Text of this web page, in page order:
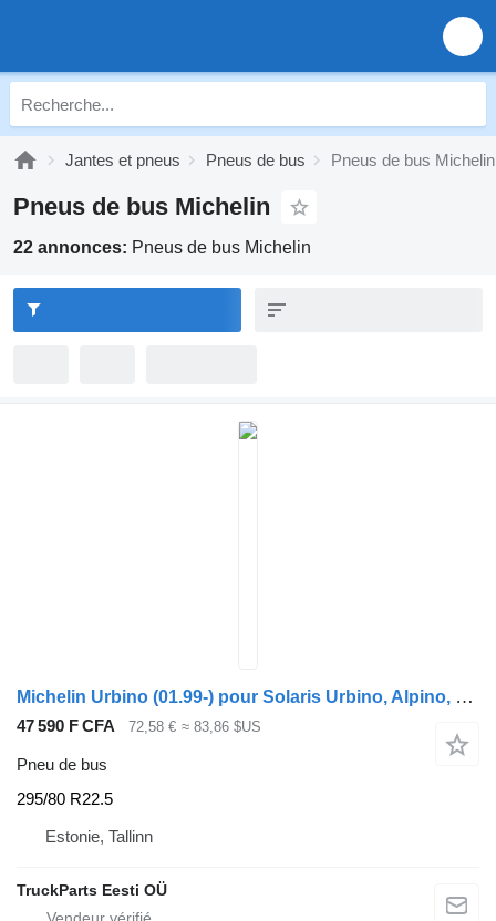
Jantes et pneus Pneus de bus Pneus de bus Michelin
Pneus de bus Michelin
22 annonces: Pneus de bus Michelin
Michelin Urbino (01.99-) pour Solaris Urbino, Alpino, Vacanza (1999-)
47 590 F CFA 72,58 € ≈ 83,86 $US
Pneu de bus
295/80 R22.5
Estonie, Tallinn
TruckParts Eesti OÜ